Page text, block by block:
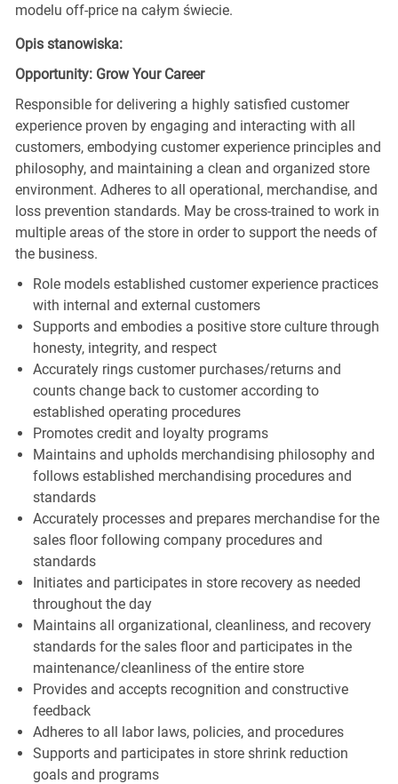
modelu off-price na całym świecie.
Opis stanowiska:
Opportunity: Grow Your Career
Responsible for delivering a highly satisfied customer
experience proven by engaging and interacting with all
customers, embodying customer experience principles and
philosophy, and maintaining a clean and organized store
environment. Adheres to all operational, merchandise, and
loss prevention standards. May be cross-trained to work in
multiple areas of the store in order to support the needs of
the business.
Role models established customer experience practices
with internal and external customers
Supports and embodies a positive store culture through
honesty, integrity, and respect
Accurately rings customer purchases/returns and
counts change back to customer according to
established operating procedures
Promotes credit and loyalty programs
Maintains and upholds merchandising philosophy and
follows established merchandising procedures and
standards
Accurately processes and prepares merchandise for the
sales floor following company procedures and
standards
Initiates and participates in store recovery as needed
throughout the day
Maintains all organizational, cleanliness, and recovery
standards for the sales floor and participates in the
maintenance/cleanliness of the entire store
Provides and accepts recognition and constructive
feedback
Adheres to all labor laws, policies, and procedures
Supports and participates in store shrink reduction
goals and programs